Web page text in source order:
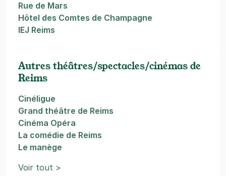
Rue de Mars
Hôtel des Comtes de Champagne
IEJ Reims
Autres théâtres/spectacles/cinémas de
Reims
Cinéligue
Grand théâtre de Reims
Cinéma Opéra
La comédie de Reims
Le manège
Voir tout >